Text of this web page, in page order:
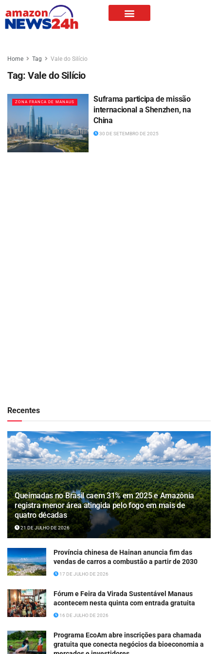
Home Tag Vale do Silício
Tag: Vale do Silício
ZONA FRANCA DE MANAUS
Suframa participa de missão
internacional a Shenzhen, na
China
30 DE SETEMBRO DE 2025
Recentes
Queimadas no Brasil caem 31% em 2025 e Amazônia
registra menor área atingida pelo fogo em mais de
quatro décadas
21 DE JULHO DE 2026
Província chinesa de Hainan anuncia fim das
vendas de carros a combustão a partir de 2030
17 DE JULHO DE 2026
Fórum e Feira da Virada Sustentável Manaus
acontecem nesta quinta com entrada gratuita
16 DE JULHO DE 2026
Programa EcoAm abre inscrições para chamada
gratuita que conecta negócios da bioeconomia a